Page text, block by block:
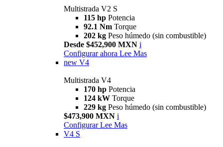
Multistrada V2 S
115 hp Potencia
92.1 Nm Torque
202 kg Peso húmedo (sin combustible)
Desde $452,900 MXN i
Configurar ahora Lee Mas
new V4
Multistrada V4
170 hp Potencia
124 kW Torque
229 kg Peso húmedo (sin combustible)
$473,900 MXN i
Configurar Lee Mas
V4 S